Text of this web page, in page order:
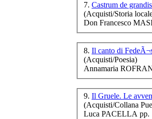
Il
7. Castrum de
(Acquisti/Storia
Don Francesco
8. Il canto di
(Acquisti/Poesia)
Annamaria
9. Il Gruele. Le
(Acquisti/Collana
Luca PACELLA pp.